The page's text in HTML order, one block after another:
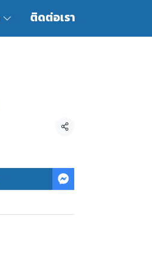
ติดต่อเรา
แชร์